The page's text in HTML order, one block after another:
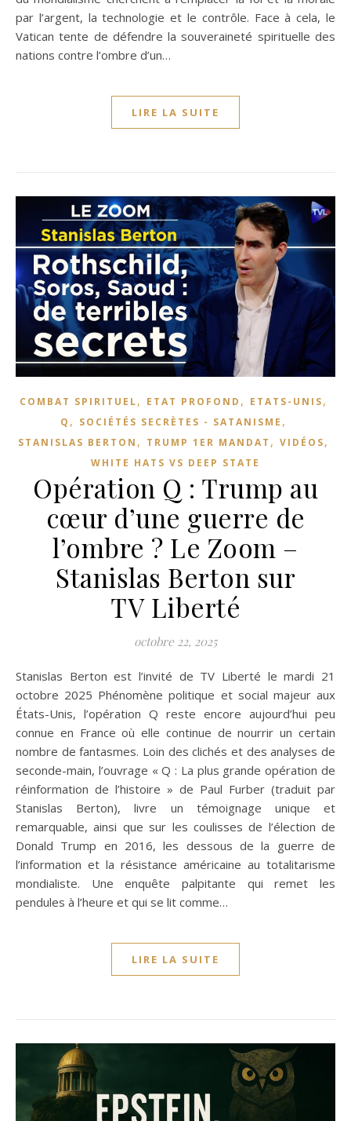
par l’argent, la technologie et le contrôle. Face à cela, le
Vatican tente de défendre la souveraineté spirituelle des
nations contre l’ombre d’un…
LIRE LA SUITE
COMBAT SPIRITUEL, ETAT PROFOND , ETATS-UNIS,
Q , SOCIÉTÉS SECRÈTES - SATANISME ,
STANISLAS BERTON , TRUMP 1ER MANDAT , VIDÉOS,
WHITE HATS VS DEEP STATE
Opération Q : Trump au
cœur d’une guerre de
l’ombre ? Le Zoom –
Stanislas Berton sur
TV Liberté
octobre 22, 2025
Stanislas Berton est l’invité de TV Liberté le mardi 21
octobre 2025 Phénomène politique et social majeur aux
États-Unis, l’opération Q reste encore aujourd’hui peu
connue en France où elle continue de nourrir un certain
nombre de fantasmes. Loin des clichés et des analyses de
seconde-main, l’ouvrage « Q : La plus grande opération de
réinformation de l’histoire » de Paul Furber (traduit par
Stanislas Berton), livre un témoignage unique et
remarquable, ainsi que sur les coulisses de l’élection de
Donald Trump en 2016, les dessous de la guerre de
l’information et la résistance américaine au totalitarisme
mondialiste. Une enquête palpitante qui remet les
pendules à l’heure et qui se lit comme…
LIRE LA SUITE